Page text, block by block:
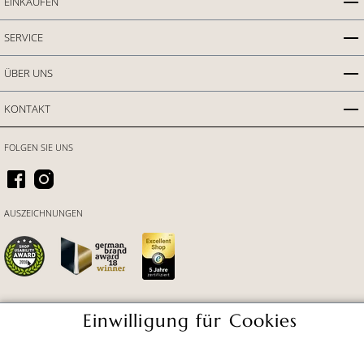
SERVICE
ÜBER UNS
KONTAKT
FOLGEN SIE UNS
AUSZEICHNUNGEN
Einwilligung für Cookies